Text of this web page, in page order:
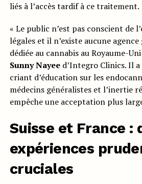
liés à l’accès tardif à ce traitement.
« Le public n’est pas conscient de
légales et il n’existe aucune
dédiée au cannabis au Royaume-
Sunny Nayeed’Integro Clinics. Il a
criant d’éducation sur les
médecins généralistes et l’inertie
empêche une acceptation plus
Suisse et France :
expériences
cruciales